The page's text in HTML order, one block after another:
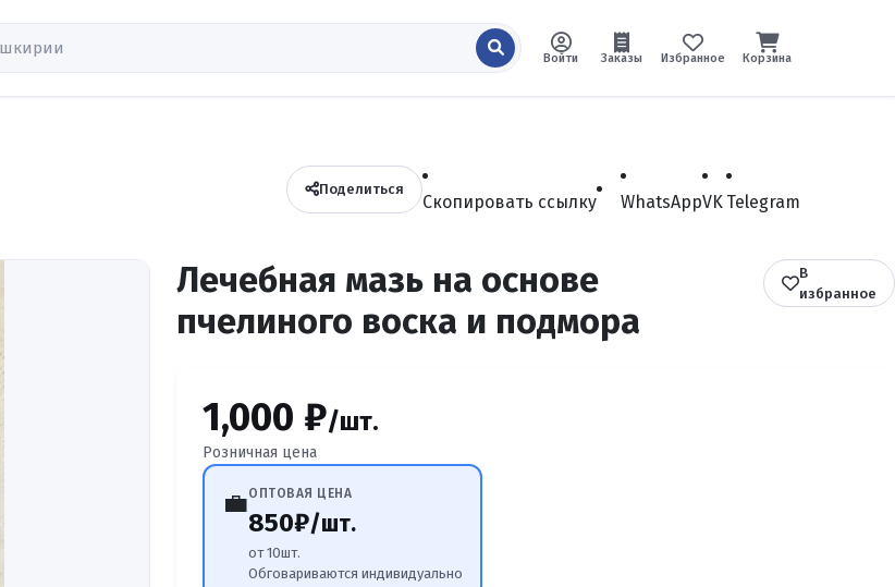
Войти Заказы Избранное Корзина
Поделиться
Скопировать ссылку WhatsAppVK Telegram
Лечебная мазь на основе
пчелиного воска и подмора
В
избранное
1,000 ₽/шт.
Розничная цена
💼ОПТОВАЯ ЦЕНА
850₽/шт.
от 10шт.
Обговариваются индивидуально